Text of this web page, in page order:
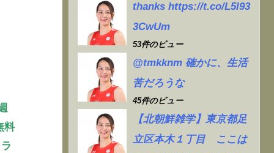
料
thanks https://t.co/L5l93
3CwUm
53件のビュー
@tmkknm 確かに、生活
苦だろうな
45件のビュー
【北朝鮮雑学】東京都足
立区本木１丁目 ここは